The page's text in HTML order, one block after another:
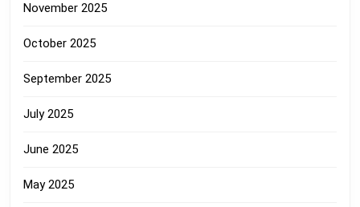
November 2025
October 2025
September 2025
July 2025
June 2025
May 2025